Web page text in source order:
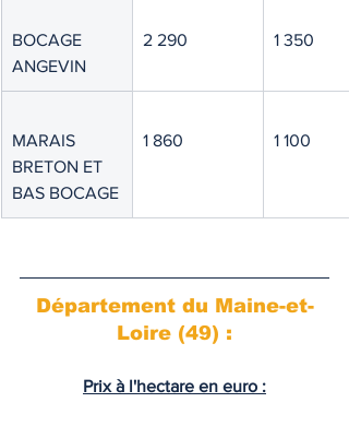
BOCAGE
ANGEVIN
2 290 1 350
MARAIS
BRETON ET
BAS BOCAGE
1 860 1 100
Département du Maine-et-
Loire (49) :
Prix à l'hectare en euro :